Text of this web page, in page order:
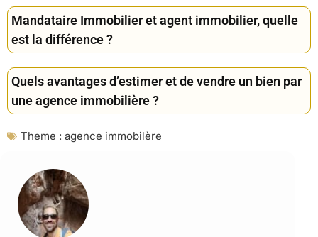
Mandataire Immobilier et agent immobilier, quelle
est la différence ?
Quels avantages d’estimer et de vendre un bien par
une agence immobilière ?
Theme : agence immobilère